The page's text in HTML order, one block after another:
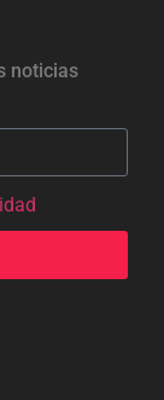
noticias